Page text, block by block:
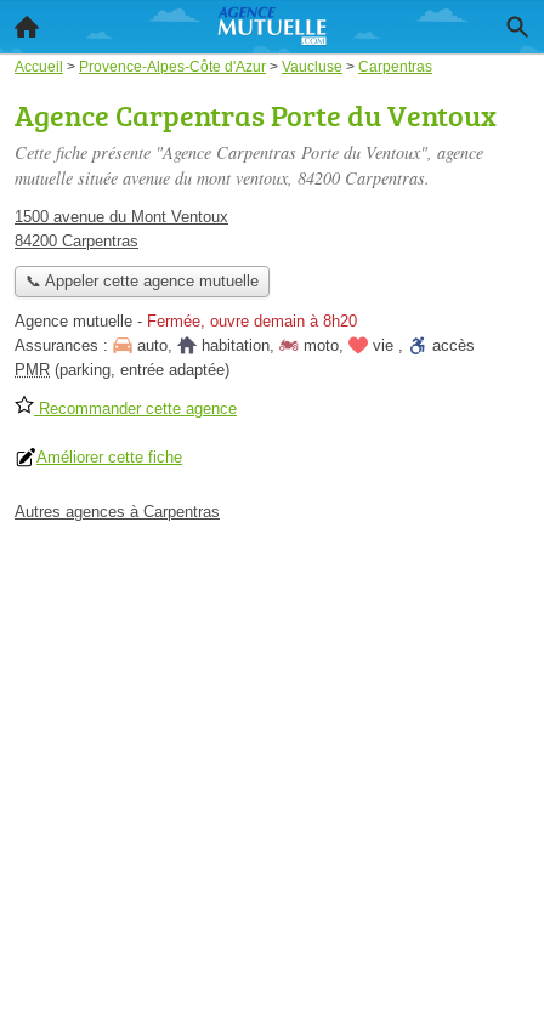
Accueil > Provence-Alpes-Côte d'Azur > Vaucluse > Carpentras
Agence Carpentras Porte du Ventoux
Cette fiche présente "Agence Carpentras Porte du Ventoux", agence
mutuelle située avenue du mont ventoux, 84200 Carpentras.
1500 avenue du Mont Ventoux
84200 Carpentras
📞 Appeler cette agence mutuelle
Agence mutuelle - Fermée, ouvre demain à 8h20
Assurances :
auto, habitation, moto, vie ,
accès
PMR (parking, entrée adaptée)
Recommander cette agence
Améliorer cette fiche
Autres agences à Carpentras